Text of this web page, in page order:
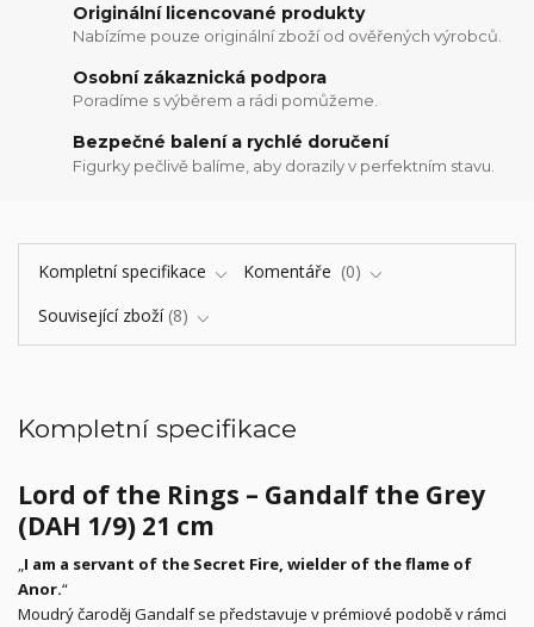
Originální licencované produkty
Nabízíme pouze originální zboží od ověřených výrobců.
Osobní zákaznická podpora
Poradíme s výběrem a rádi pomůžeme.
Bezpečné balení a rychlé doručení
Figurky pečlivě balíme, aby dorazily v perfektním stavu.
Kompletní specifikace Komentáře
0
Související zboží 8
Kompletní specifikace
Lord of the Rings – Gandalf the Grey
(DAH 1/9) 21 cm
„I am a servant of the Secret Fire, wielder of the flame of
Anor.“
Moudrý čaroděj Gandalf se představuje v prémiové podobě v rámci